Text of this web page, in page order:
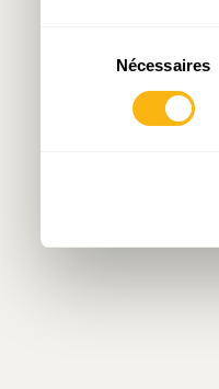
consentement
Nécessaires